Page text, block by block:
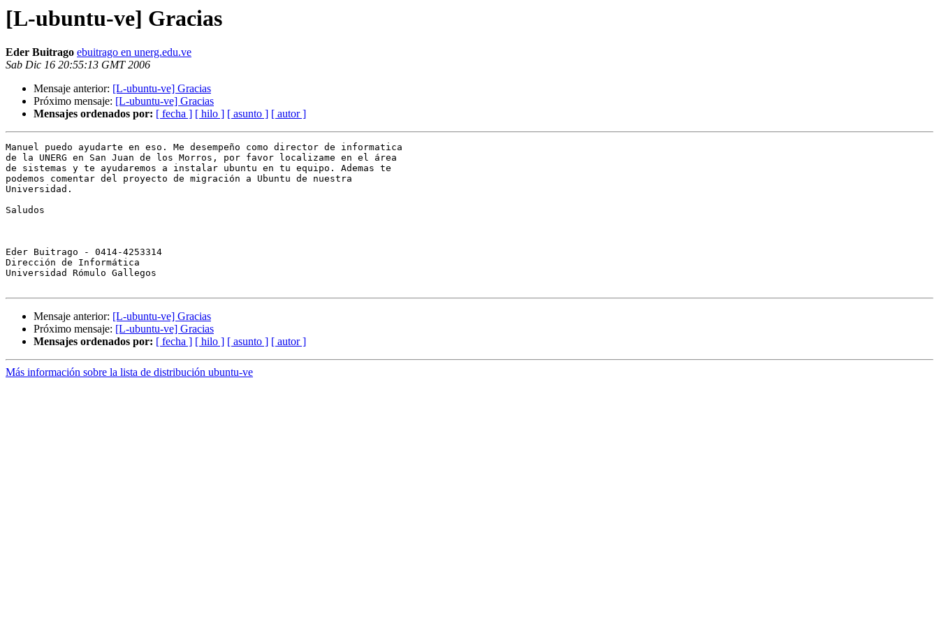
[L-ubuntu-ve] Gracias
Eder Buitrago ebuitrago en unerg.edu.ve
Sab Dic 16 20:55:13 GMT 2006
Mensaje anterior: [L-ubuntu-ve] Gracias
Próximo mensaje: [L-ubuntu-ve] Gracias
Mensajes ordenados por: [ fecha ] [ hilo ] [ asunto ] [ autor ]
Manuel puedo ayudarte en eso. Me desempeño como director de informatica
de la UNERG en San Juan de los Morros, por favor localizame en el área
de sistemas y te ayudaremos a instalar ubuntu en tu equipo. Ademas te
podemos comentar del proyecto de migración a Ubuntu de nuestra
Universidad.
Saludos
Eder Buitrago - 0414-4253314
Dirección de Informática
Universidad Rómulo Gallegos
Mensaje anterior: [L-ubuntu-ve] Gracias
Próximo mensaje: [L-ubuntu-ve] Gracias
Mensajes ordenados por: [ fecha ] [ hilo ] [ asunto ] [ autor ]
Más información sobre la lista de distribución ubuntu-ve